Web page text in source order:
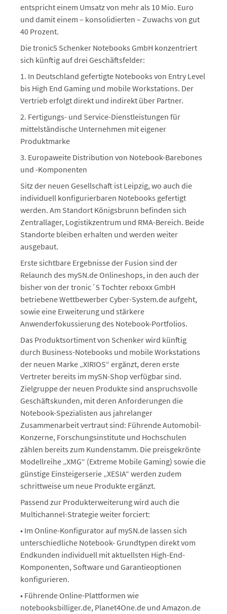
entspricht einem Umsatz von mehr als 10 Mio. Euro
und damit einem – konsolidierten – Zuwachs von gut
40 Prozent.
Die tronic5 Schenker Notebooks GmbH konzentriert
sich künftig auf drei Geschäftsfelder:
1. In Deutschland gefertigte Notebooks von Entry Level
bis High End Gaming und mobile Workstations. Der
Vertrieb erfolgt direkt und indirekt über Partner.
2. Fertigungs- und Service-Dienstleistungen für
mittelständische Unternehmen mit eigener
Produktmarke
3. Europaweite Distribution von Notebook-Barebones
und -Komponenten
Sitz der neuen Gesellschaft ist Leipzig, wo auch die
individuell konfigurierbaren Notebooks gefertigt
werden. Am Standort Königsbrunn befinden sich
Zentrallager, Logistikzentrum und RMA-Bereich. Beide
Standorte bleiben erhalten und werden weiter
ausgebaut.
Erste sichtbare Ergebnisse der Fusion sind der
Relaunch des mySN.de Onlineshops, in den auch der
bisher von der tronic´5 Tochter reboxx GmbH
betriebene Wettbewerber Cyber-System.de aufgeht,
sowie eine Erweiterung und stärkere
Anwenderfokussierung des Notebook-Portfolios.
Das Produktsortiment von Schenker wird künftig
durch Business-Notebooks und mobile Workstations
der neuen Marke „XIRIOS“ ergänzt, deren erste
Vertreter bereits im mySN-Shop verfügbar sind.
Zielgruppe der neuen Produkte sind anspruchsvolle
Geschäftskunden, mit deren Anforderungen die
Notebook-Spezialisten aus jahrelanger
Zusammenarbeit vertraut sind: Führende Automobil-
Konzerne, Forschungsinstitute und Hochschulen
zählen bereits zum Kundenstamm. Die preisgekrönte
Modellreihe „XMG“ (Extreme Mobile Gaming) sowie die
günstige Einsteigerserie „XESIA“ werden zudem
schrittweise um neue Produkte ergänzt.
Passend zur Produkterweiterung wird auch die
Multichannel-Strategie weiter forciert:
• Im Online-Konfigurator auf mySN.de lassen sich
unterschiedliche Notebook- Grundtypen direkt vom
Endkunden individuell mit aktuellsten High-End-
Komponenten, Software und Garantieoptionen
konfigurieren.
• Führende Online-Plattformen wie
notebooksbilliger.de, Planet4One.de und Amazon.de